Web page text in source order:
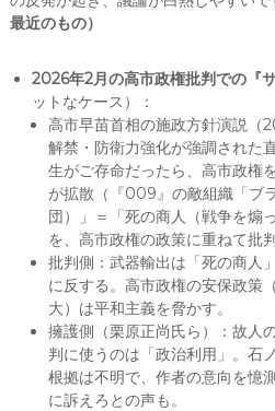
最近のもの）
2026年2月の高市政権批判での『
ットなケース）：
高市早苗首相の施政方針演説（
解禁・防衛力強化が強調された
生がご存命だったら、高市政権
が拡散（『009』の敵組織「ブ
団）」＝「死の商人（戦争を煽
を、高市政権の政策に重ねて批判
批判側：武器輸出は「死の商人
に反する。高市政権の安保政策
大）は平和主義を脅かす。
擁護側（栗原正尚氏ら）：故人
判に使うのは「政治利用」。石
根拠は不明で、作者の意向を憶
に訴えろとの声も。